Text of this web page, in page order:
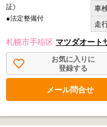
証)
●法定整備付
札幌市手稲区 マツダオート
お気に入りに
登録する
メール問合せ